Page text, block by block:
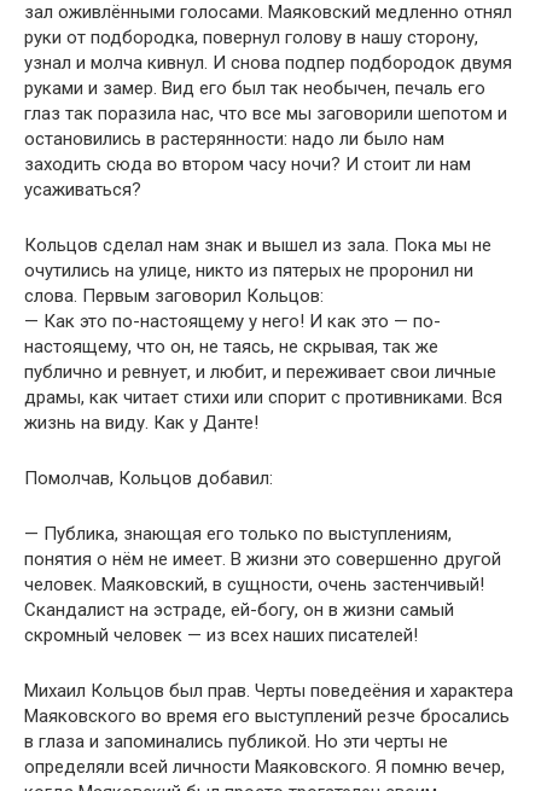
зал оживлёнными голосами. Маяковский медленно отнял
руки от подбородка, повернул голову в нашу сторону,
узнал и молча кивнул. И снова подпер подбородок двумя
руками и замер. Вид его был так необычен, печаль его
глаз так поразила нас, что все мы заговорили шепотом и
остановились в растерянности: надо ли было нам
заходить сюда во втором часу ночи? И стоит ли нам
усаживаться?
Кольцов сделал нам знак и вышел из зала. Пока мы не
очутились на улице, никто из пятерых не проронил ни
слова. Первым заговорил Кольцов:
— Как это по-настоящему у него! И как это — по-
настоящему, что он, не таясь, не скрывая, так же
публично и ревнует, и любит, и переживает свои личные
драмы, как читает стихи или спорит с противниками. Вся
жизнь на виду. Как у Данте!
Помолчав, Кольцов добавил:
— Публика, знающая его только по выступлениям,
понятия о нём не имеет. В жизни это совершенно другой
человек. Маяковский, в сущности, очень застенчивый!
Скандалист на эстраде, ей-богу, он в жизни самый
скромный человек — из всех наших писателей!
Михаил Кольцов был прав. Черты поведеёния и характера
Маяковского во время его выступлений резче бросались
в глаза и запоминались публикой. Но эти черты не
определяли всей личности Маяковского. Я помню вечер,